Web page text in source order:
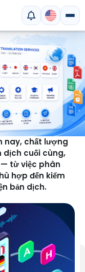
nay, chất lượng
dịch cuối cùng,
từ việc phân
hợp đến kiểm
bản dịch.